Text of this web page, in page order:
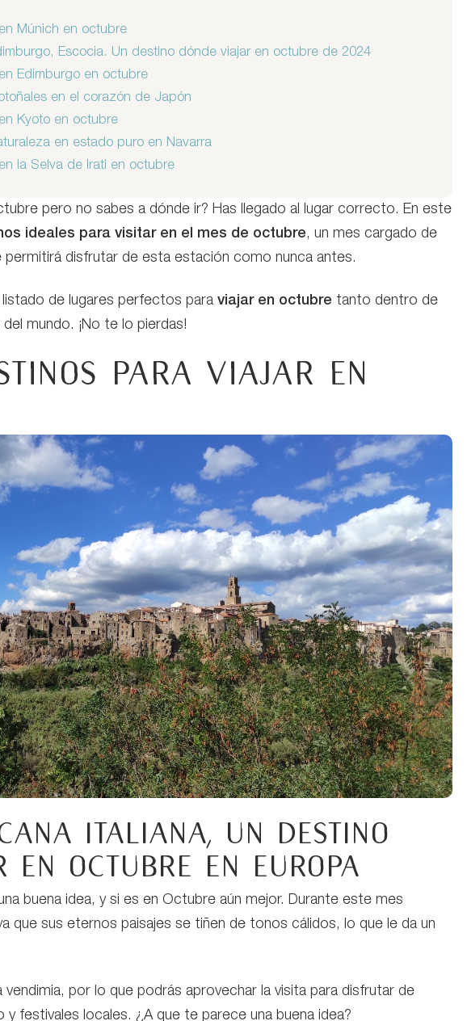
Múnich en octubre
Escocia. Un destino dónde viajar en octubre de 2024
Edimburgo en octubre
en el corazón de Japón
Kyoto en octubre
en estado puro en Navarra
la Selva de Irati en octubre
pero no sabes a dónde ir? Has llegado al lugar correcto. En este
ideales para visitar en el mes de octubre, un mes cargado de
disfrutar de esta estación como nunca antes.
de lugares perfectos para viajar en octubre tanto dentro de
mundo. ¡No te lo pierdas!
para viajar en
italiana, un destino
en octubre en Europa
buena idea, y si es en Octubre aún mejor. Durante este mes
que sus eternos paisajes se tiñen de tonos cálidos, lo que le da un
por lo que podrás aprovechar la visita para disfrutar de
festivales locales. ¿A que te parece una buena idea?